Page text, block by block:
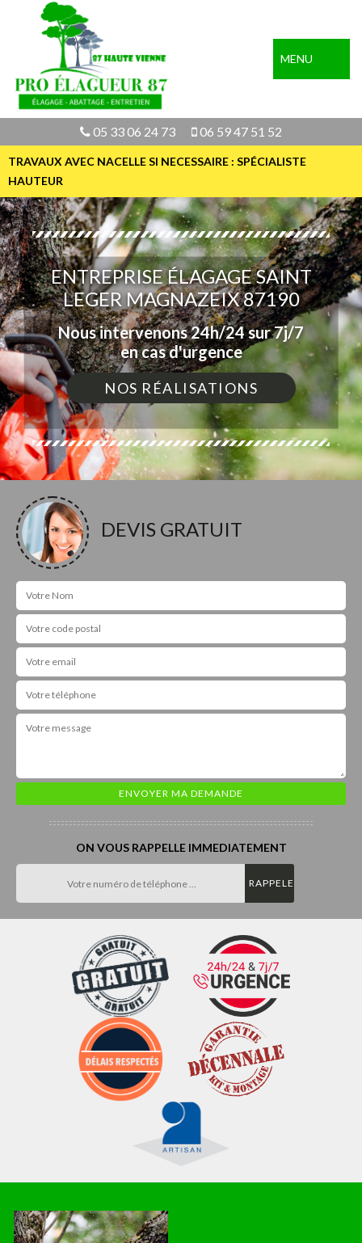
MENU
05 33 06 24 73 06 59 47 51 52
TRAVAUX AVEC NACELLE SI NECESSAIRE : SPÉCIALISTE
HAUTEUR
ENTREPRISE ÉLAGAGE SAINT
LEGER MAGNAZEIX 87190
Nous intervenons 24h/24 sur 7j/7
en cas d'urgence
NOS RÉALISATIONS
DEVIS GRATUIT
ON VOUS RAPPELLE IMMEDIATEMENT